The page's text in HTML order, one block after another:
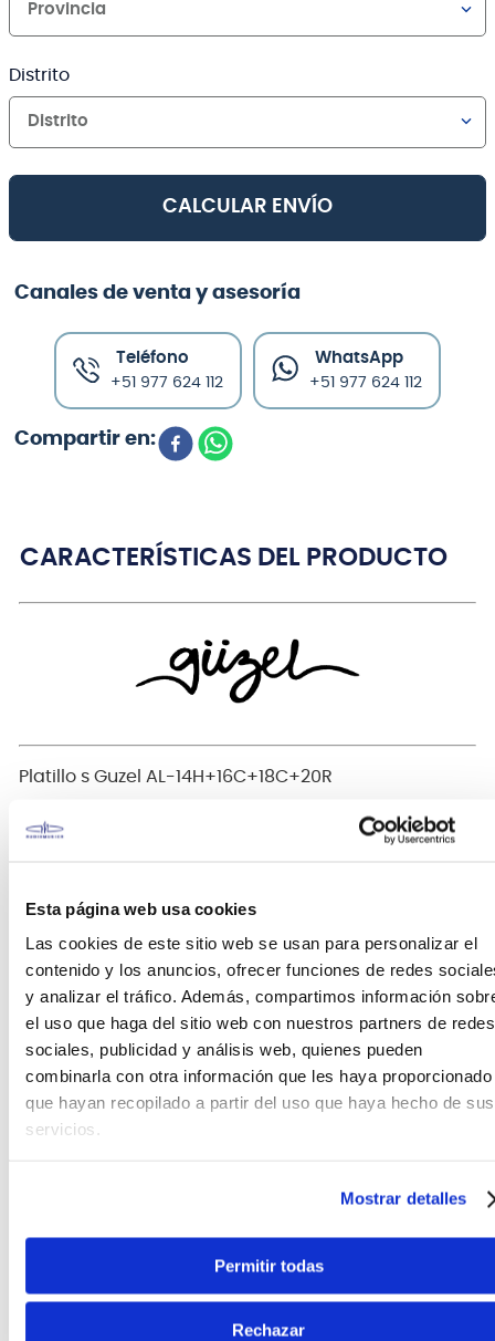
Esta página web usa cookies
Las cookies de este sitio web se usan para personalizar el
contenido y los anuncios, ofrecer funciones de redes
y analizar el tráfico. Además, compartimos información
el uso que haga del sitio web con nuestros partners de redes
sociales, publicidad y análisis web, quienes pueden
combinarla con otra información que les haya proporcionado
que hayan recopilado a partir del uso que haya hecho de sus
servicios.
Mostrar detalles
Permitir todas
Rechazar
Provincia
Distrito
Distrito
CALCULAR ENVÍO
Canales de venta y asesoría
Teléfono
+51 977 624 112
WhatsApp
+51 977 624 112
CARACTERÍSTICAS DEL PRODUCTO
Platillo s Guzel AL-14H+16C+18C+20R
Bienvenido a Guzel
, tu elección inteligente para
platillos en un nivel de entrada a un precio
que les permitan expresar su pasión y creatividad,
sin comprometer la calidad, con aleaciones B20, B8,
B25.
Con diferentes opciones materiales de aleación
con nivel profesional
Este es uno de los materiales más
utilizados en la fabricación de platillos
profesionales. La aleación B20 contiene un 80% de
tono brillante, su sustain y versatilidad. Se utilizan en
El bronce B8 contiene un 92% de cobre y
más brillantes y con menos sustain en
comparación con los platillos de B20. Son ideales